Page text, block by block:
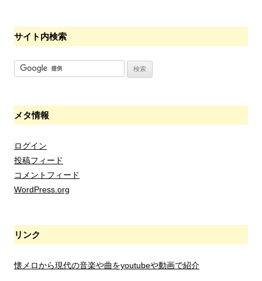
サイト内検索
メタ情報
ログイン
投稿フィード
コメントフィード
WordPress.org
リンク
懐メロから現代の音楽や曲をyoutubeや動画で紹介